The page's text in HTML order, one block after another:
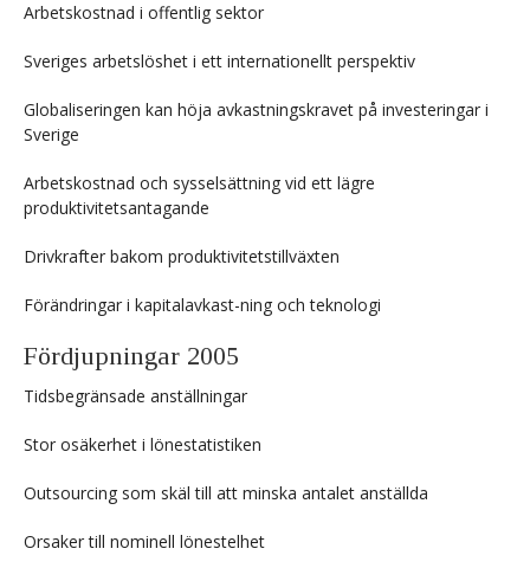
Arbetskostnad i offentlig sektor
Sveriges arbetslöshet i ett internationellt perspektiv
Globaliseringen kan höja avkastningskravet på investeringar i
Sverige
Arbetskostnad och sysselsättning vid ett lägre
produktivitetsantagande
Drivkrafter bakom produktivitetstillväxten
Förändringar i kapitalavkast-ning och teknologi
Fördjupningar 2005
Tidsbegränsade anställningar
Stor osäkerhet i lönestatistiken
Outsourcing som skäl till att minska antalet anställda
Orsaker till nominell lönestelhet